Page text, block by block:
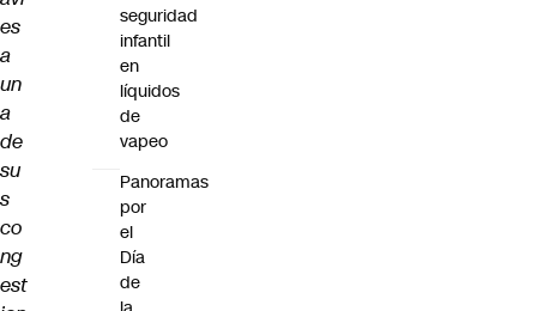
es
a
un
a
de
su
s
co
ng
est
seguridad
infantil
en
líquidos
de
vapeo
Panoramas
por
el
Día
de